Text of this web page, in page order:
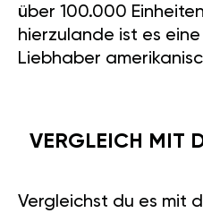
über 100.000
hierzulande ist es
Liebhaber
VERGLEICH MIT
Vergleichst du es mit